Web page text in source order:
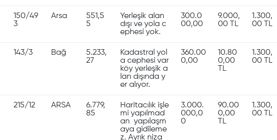
150/49
3
Arsa
551,5
5
Yerleşik alan
dışı ve yola c
ephesi yok.
300.0
00,00
9.000,
00 TL
1.300,
00 TL
143/3 Bağ
5.233,
27
Kadastral yol
a cephesi var
köy yerleşik a
lan dışında y
er alıyor.
360.00
0,00
10.80
0,00
TL
1.300,
00 TL
215/12 ARSA
6.779,
85
Haritacılık işle
mi yapılmad
an yapılaşm
aya gidileme
z. Ayrık niza
3.000.
000,0
0
90.00
0,00
TL
1.300,
00 TL